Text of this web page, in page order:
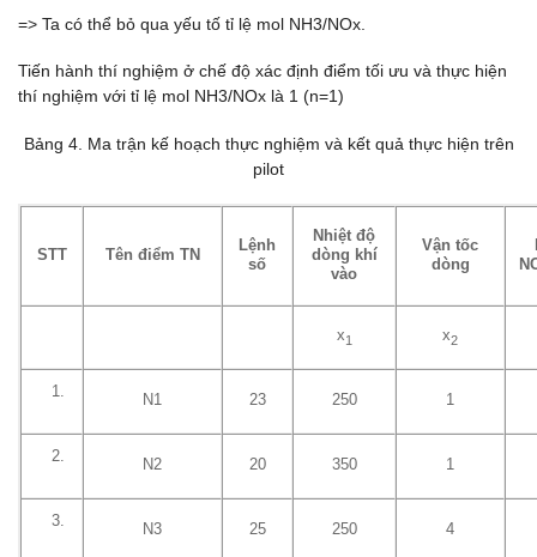
=> Ta có thể bỏ qua yếu tố tỉ lệ mol NH3/NOx.
Tiến hành thí nghiệm ở chế độ xác định điểm tối ưu và thực hiện
thí nghiệm với tỉ lệ mol NH3/NOx là 1 (n=1)
Bảng 4. Ma trận kế hoạch thực nghiệm và kết quả thực hiện trên
pilot
STT Tên điểm TN
Lệnh
số
Nhiệt độ
dòng khí
vào
Vận tốc
dòng
x1 x2
N1 23 250 1
N2 20 350 1
N3 25 250 4